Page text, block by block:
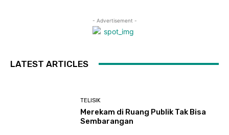
- Advertisement -
LATEST ARTICLES
TELISIK
Merekam di Ruang Publik Tak Bisa
Sembarangan